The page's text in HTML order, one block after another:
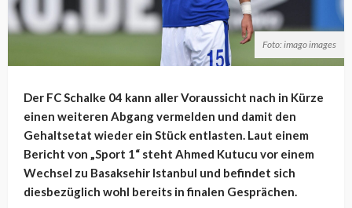
Foto: imago images
Der FC Schalke 04 kann aller Voraussicht nach in Kürze
einen weiteren Abgang vermelden und damit den
Gehaltsetat wieder ein Stück entlasten. Laut einem
Bericht von „Sport 1“ steht Ahmed Kutucu vor einem
Wechsel zu Basaksehir Istanbul und befindet sich
diesbezüglich wohl bereits in finalen Gesprächen.